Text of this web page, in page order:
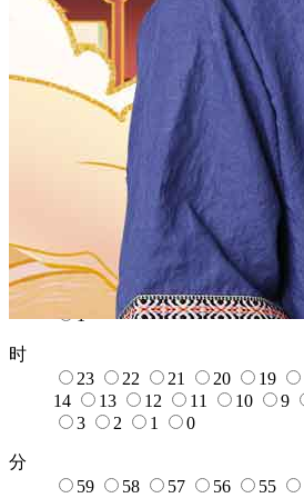
1931
1930 1928
1924
1923 1922
1918
1916 1915
1911
1909 1908
1905
1904 1903 1902
12
11 7
31
30 29 28 27
22
21 20 18 17
12
11 10 9 8 7
1
时
23
22 21 20 19
14
13 12 11 10 9
3
2 1 0
分
59
58 57 56 55